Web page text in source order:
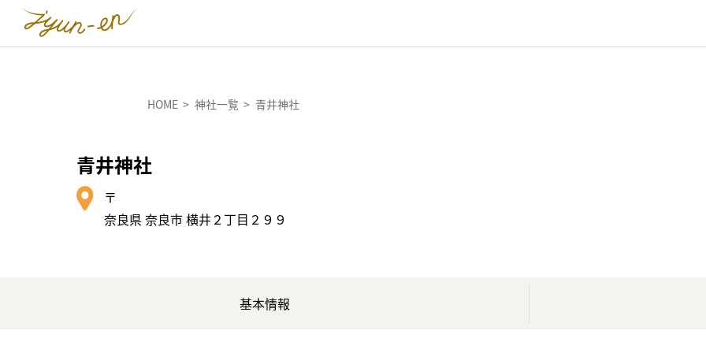
HOME 神社一覧 青井神社
青井神社
〒
奈良県 奈良市 横井２丁目２９９
基本情報